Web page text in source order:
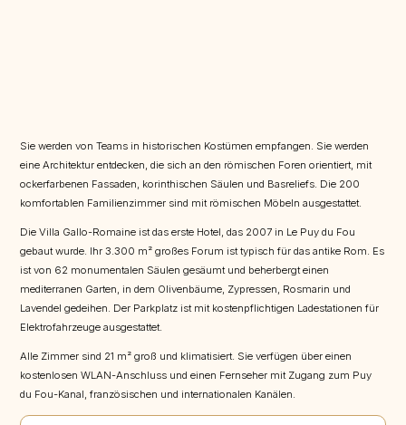
Sie werden von Teams in historischen Kostümen empfangen. Sie werden
eine Architektur entdecken, die sich an den römischen Foren orientiert, mit
ockerfarbenen Fassaden, korinthischen Säulen und Basreliefs. Die 200
komfortablen Familienzimmer sind mit römischen Möbeln ausgestattet.
Die Villa Gallo-Romaine ist das erste Hotel, das 2007 in Le Puy du Fou
gebaut wurde. Ihr 3.300 m² großes Forum ist typisch für das antike Rom. Es
ist von 62 monumentalen Säulen gesäumt und beherbergt einen
mediterranen Garten, in dem Olivenbäume, Zypressen, Rosmarin und
Lavendel gedeihen. Der Parkplatz ist mit kostenpflichtigen Ladestationen für
Elektrofahrzeuge ausgestattet.
Alle Zimmer sind 21 m² groß und klimatisiert. Sie verfügen über einen
kostenlosen WLAN-Anschluss und einen Fernseher mit Zugang zum Puy
du Fou-Kanal, französischen und internationalen Kanälen.